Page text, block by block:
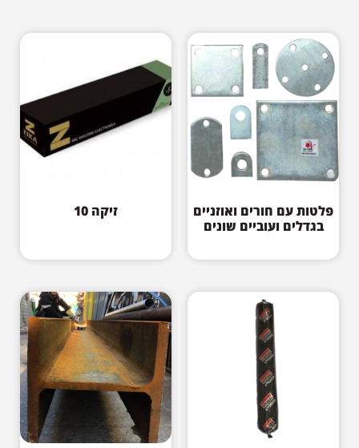
פלטות עם חורים ואוזניים
בגדלים ועוביים שונים
זיקה 10